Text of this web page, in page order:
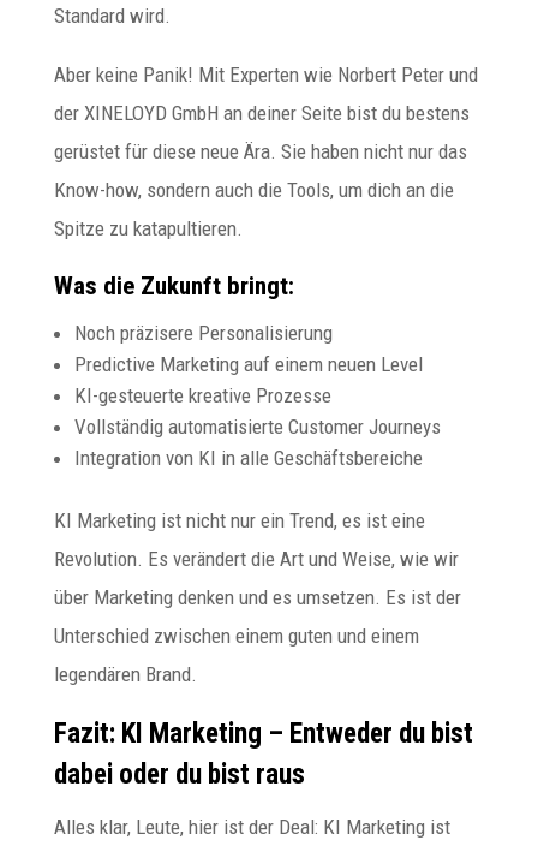
Standard wird.
Aber keine Panik! Mit Experten wie Norbert Peter und
der XINELOYD GmbH an deiner Seite bist du bestens
gerüstet für diese neue Ära. Sie haben nicht nur das
Know-how, sondern auch die Tools, um dich an die
Spitze zu katapultieren.
Was die Zukunft bringt:
Noch präzisere Personalisierung
Predictive Marketing auf einem neuen Level
KI-gesteuerte kreative Prozesse
Vollständig automatisierte Customer Journeys
Integration von KI in alle Geschäftsbereiche
KI Marketing ist nicht nur ein Trend, es ist eine
Revolution. Es verändert die Art und Weise, wie wir
über Marketing denken und es umsetzen. Es ist der
Unterschied zwischen einem guten und einem
legendären Brand.
Fazit: KI Marketing – Entweder du bist
dabei oder du bist raus
Alles klar, Leute, hier ist der Deal: KI Marketing ist